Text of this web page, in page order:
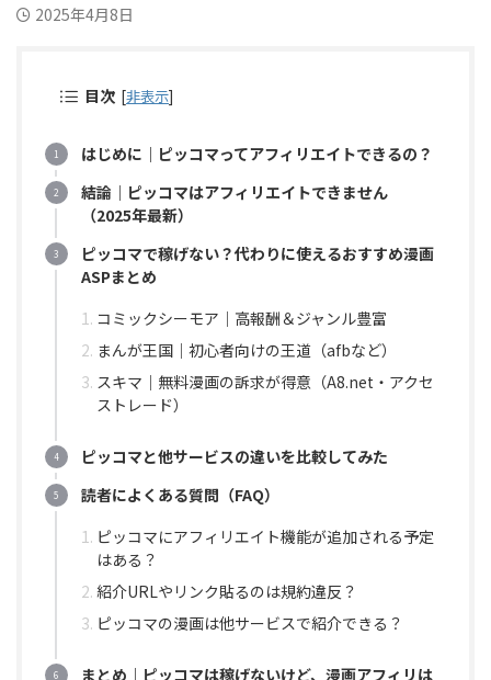
2025年4月8日
目次 [非表示]
はじめに｜ピッコマってアフィリエイトできるの？
結論｜ピッコマはアフィリエイトできません
（2025年最新）
ピッコマで稼げない？代わりに使えるおすすめ漫画
ASPまとめ
コミックシーモア｜高報酬＆ジャンル豊富
まんが王国｜初心者向けの王道（afbなど）
スキマ｜無料漫画の訴求が得意（A8.net・アクセ
ストレード）
ピッコマと他サービスの違いを比較してみた
読者によくある質問（FAQ）
ピッコマにアフィリエイト機能が追加される予定
はある？
紹介URLやリンク貼るのは規約違反？
ピッコマの漫画は他サービスで紹介できる？
まとめ｜ピッコマは稼げないけど、漫画アフィリは